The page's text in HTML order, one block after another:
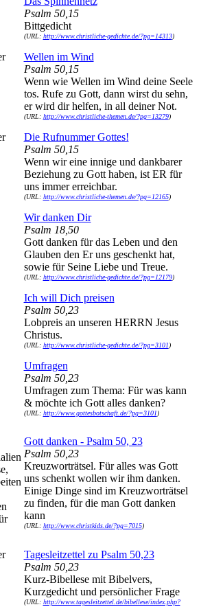
Psalm 50,15
Bittgedicht
(URL: http://www.christliche-gedichte.de/?pg=14313)
Wellen im Wind
Psalm 50,15
Wenn wie Wellen im Wind deine Seele
tos. Rufe zu Gott, dann wirst du sehn,
er wird dir helfen, in all deiner Not.
(URL: http://www.christliche-themen.de/?pg=13279)
Die Rufnummer Gottes!
Psalm 50,15
Wenn wir eine innige und dankbarer
Beziehung zu Gott haben, ist ER für
uns immer erreichbar.
(URL: http://www.christliche-themen.de/?pg=12165)
Wir danken Dir
Psalm 18,50
Gott danken für das Leben und den
Glauben den Er uns geschenkt hat,
sowie für Seine Liebe und Treue.
(URL: http://www.christliche-gedichte.de/?pg=12179)
Ich will Dich preisen
Psalm 50,23
Lobpreis an unseren HERRN Jesus
Christus.
(URL: http://www.christliche-gedichte.de/?pg=3101)
Umfragen
Psalm 50,23
Umfragen zum Thema: Für was kann
& möchte ich Gott alles danken?
(URL: http://www.gottesbotschaft.de/?pg=3101)
Gott danken - Psalm 50, 23
Psalm 50,23
Kreuzworträtsel. Für alles was Gott
uns schenkt wollen wir ihm danken.
Einige Dinge sind im Kreuzworträtsel
zu finden, für die man Gott danken
kann
(URL: http://www.christkids.de/?pg=7015)
Tagesleitzettel zu Psalm 50,23
Psalm 50,23
Kurz-Bibellese mit Bibelvers,
Kurzgedicht und persönlicher Frage
(URL: http://www.tagesleitzettel.de/bibellese/index.php?